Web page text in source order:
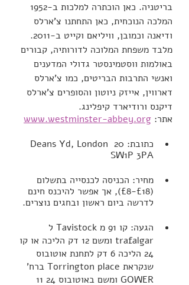
המלכה הנוכחית, כאן התחתנו צ'ארלס
ודיאנה וכמובן, וויליאם וקייט ב-2011.
מלבד משפחת המלוכה לדורותיה, קבורים
באולמות ווסטמינסטר גדולי המדענים
ואנשי התרבות הבריטים, כמו צ'ארלס
דארווין, אייזק ניוטון והסופרים צ'ארלס
דיקנס ורודיארד קיפלינג.
אתר: www.westminster-abbey.org
כתובת: 20 Deans Yd, London
SW1P 3PA
מחיר: הכניסה לכנסייה בתשלום
(£18-£8), אך אפשר להיכנס חינם
לדרשה ביום ראשון ובחגים נוצרים.
הגעה: קו 91 מ Tavistock ל
trafalgar ומשם 12 דק הליכה או קו
24 הליכה 6 דק לתחנת אוטובוס
שנקראת Torrington place ברח'